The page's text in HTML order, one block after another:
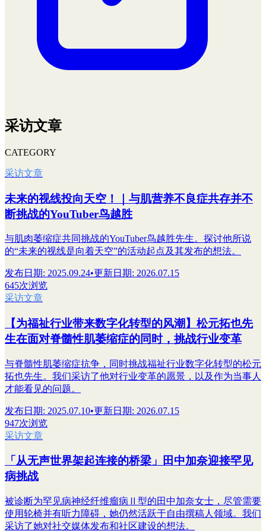
采访文章
CATEGORY
采访文章
未来的视线投向天空！｜与肌营养不良症共存并不
断挑战的YouTuber鸟越胜
与肌肉萎缩症共同挑战的YouTuber鸟越胜先生。探讨他所说
的“未来的视线是向着天空”的活动起点及其发布的想法。
发布日期: 2025.09.24•更新日期: 2026.07.15
645次浏览
采访文章
【为福祉行业带来数字化转型的风潮】松元拓也先
生在面对脊髓性肌萎缩症的同时，挑战行业变革
与脊髓性肌萎缩症抗争，同时挑战福祉行业数字化转型的松元
拓也先生。我们采访了他对行业变革的愿景，以及作为当事人
才能看见的问题。
发布日期: 2025.07.10•更新日期: 2026.07.15
947次浏览
采访文章
「从无声世界架起连接的桥梁」田中加奈迎接罕见
病挑战
被诊断为罕见病神经纤维瘤病Ⅱ型的田中加奈女士，尽管需要
使用轮椅并有听力障碍，她仍然活跃于自由撰稿人领域。我们
采访了她对社交媒体发布和社区建设的想法。